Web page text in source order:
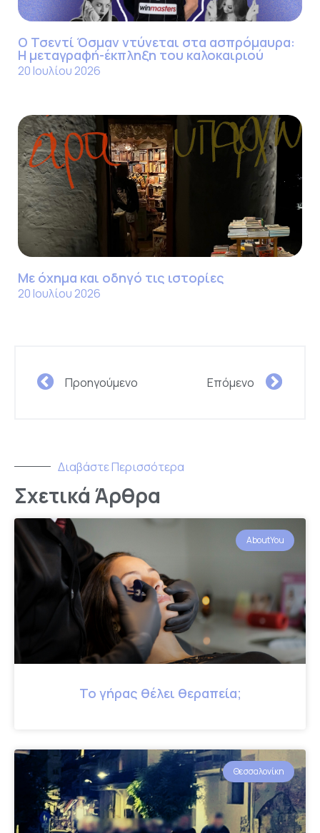
Ο Τσεντί Όσμαν ντύνεται στα ασπρόμαυρα:
Η μεταγραφή-έκπληξη του καλοκαιριού
20 Ιουλίου 2026
Με όχημα και οδηγό τις ιστορίες
20 Ιουλίου 2026
Προηγούμενο Επόμενο
Διαβάστε Περισσότερα
Σχετικά Άρθρα
AboutYou
Το γήρας θέλει θεραπεία;
Θεσσαλονίκη